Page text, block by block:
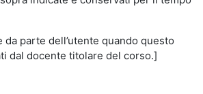
parte dell’utente quando questo
dal docente titolare del corso.]